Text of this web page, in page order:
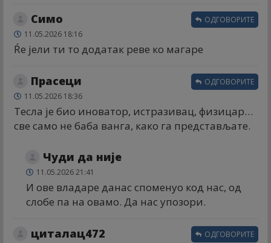
Симо
11.05.2026 18:16
Ŕе јели ти то додатак реве ко магаре
ОДГОВОРИТЕ
Прасеци
11.05.2026 18:36
Тесла је био иноватор, истразивац, физицар…
све само не баба ванга, како га представљате.
ОДГОВОРИТЕ
Чуди да није
11.05.2026 21:41
И ове владаре данас споменуо код нас, од
слобе па на овамо. Да нас упозори.
циталац472 ОДГОВОРИТЕ